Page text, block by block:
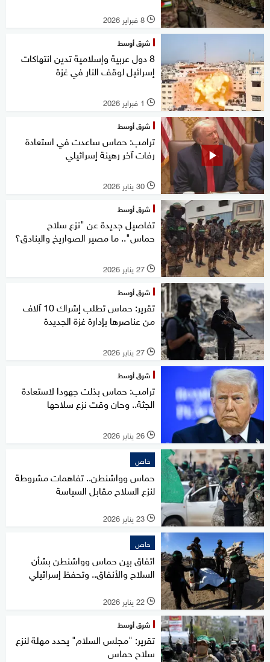
l 8 فبراير 2026
شرق أوسط
8 دول عربية وإسلامية تدين انتهاكات
إسرائيل لوقف النار في غزة
l 1 فبراير 2026
شرق أوسط
ترامب: حماس ساعدت في استعادة
رفات آخر رهينة إسرائيلي
l 30 يناير 2026
شرق أوسط
تفاصيل جديدة عن "نزع سلاح
حماس".. ما مصير الصواريخ والبنادق؟
l 27 يناير 2026
شرق أوسط
تقرير: حماس تطلب إشراك 10 آلاف
من عناصرها بإدارة غزة الجديدة
l 27 يناير 2026
شرق أوسط
ترامب: حماس بذلت جهودا لاستعادة
الجثة.. وحان وقت نزع سلاحها
l 26 يناير 2026
خاص
حماس وواشنطن.. تفاهمات مشروطة
لنزع السلاح مقابل السياسة
l 23 يناير 2026
خاص
اتفاق بين حماس وواشنطن بشأن
السلاح والأنفاق.. وتحفظ إسرائيلي
l 22 يناير 2026
شرق أوسط
تقرير: "مجلس السلام" يحدد مهلة لنزع
سلاح حماس